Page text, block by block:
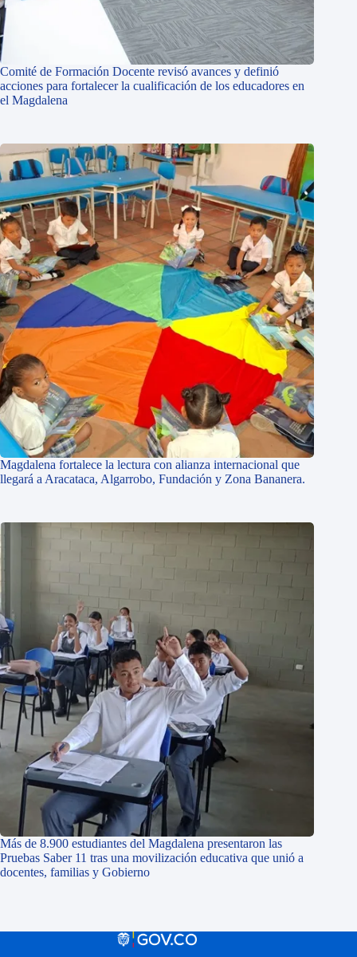
Comité de Formación Docente revisó avances y definió
acciones para fortalecer la cualificación de los educadores en
el Magdalena
Magdalena fortalece la lectura con alianza internacional que
llegará a Aracataca, Algarrobo, Fundación y Zona Bananera.
Más de 8.900 estudiantes del Magdalena presentaron las
Pruebas Saber 11 tras una movilización educativa que unió a
docentes, familias y Gobierno